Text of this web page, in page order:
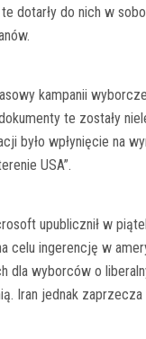
dotarły do nich w
kampanii
te zostały
było wpłynięcie na
USA”.
upublicznił w
celu ingerencję w
dla wyborców o
Iran jednak